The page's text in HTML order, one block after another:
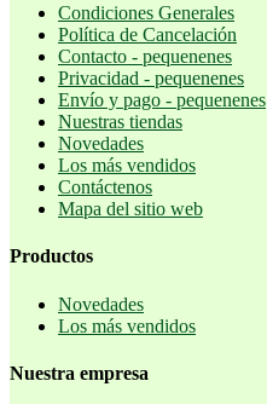
Condiciones Generales
Política de Cancelación
Contacto - pequenenes
Privacidad - pequenenes
Envío y pago - pequenenes
Nuestras tiendas
Novedades
Los más vendidos
Contáctenos
Mapa del sitio web
Productos
Novedades
Los más vendidos
Nuestra empresa